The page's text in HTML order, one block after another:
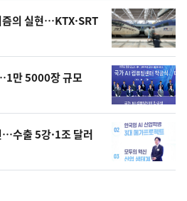
의 실현…KTX·SRT
만 5000장 규모
수출 5강·1조 달러